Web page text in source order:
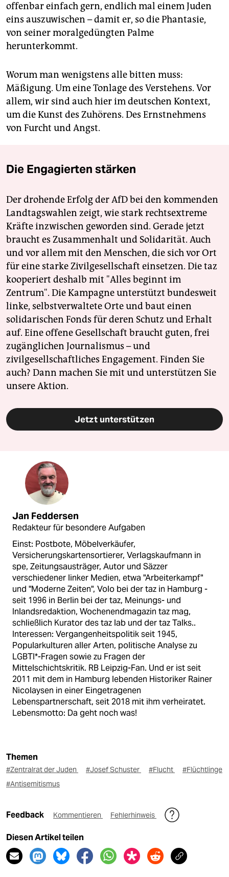
offenbar einfach gern, endlich mal einem Juden
eins auszuwischen – damit er, so die Phantasie,
von seiner moralgedüngten Palme
herunterkommt.
Worum man wenigstens alle bitten muss:
Mäßigung. Um eine Tonlage des Verstehens. Vor
allem, wir sind auch hier im deutschen Kontext,
um die Kunst des Zuhörens. Des Ernstnehmens
von Furcht und Angst.
Die Engagierten stärken
Der drohende Erfolg der AfD bei den kommenden
Landtagswahlen zeigt, wie stark rechtsextreme
Kräfte inzwischen geworden sind. Gerade jetzt
braucht es Zusammenhalt und Solidarität. Auch
und vor allem mit den Menschen, die sich vor Ort
für eine starke Zivilgesellschaft einsetzen. Die taz
kooperiert deshalb mit "Alles beginnt im
Zentrum". Die Kampagne unterstützt bundesweit
linke, selbstverwaltete Orte und baut einen
solidarischen Fonds für deren Schutz und Erhalt
auf. Eine offene Gesellschaft braucht guten, frei
zugänglichen Journalismus – und
zivilgesellschaftliches Engagement. Finden Sie
auch? Dann machen Sie mit und unterstützen Sie
unsere Aktion.
Jetzt unterstützen
Jan Feddersen
Redakteur für besondere Aufgaben
Einst: Postbote, Möbelverkäufer,
Versicherungskartensortierer, Verlagskaufmann in
spe, Zeitungsausträger, Autor und Säzzer
verschiedener linker Medien, etwa "Arbeiterkampf"
und "Moderne Zeiten", Volo bei der taz in Hamburg -
seit 1996 in Berlin bei der taz, Meinungs- und
Inlandsredaktion, Wochenendmagazin taz mag,
schließlich Kurator des taz lab und der taz Talks..
Interessen: Vergangenheitspolitik seit 1945,
Popularkulturen aller Arten, politische Analyse zu
LGBTI*-Fragen sowie zu Fragen der
Mittelschichtskritik. RB Leipzig-Fan. Und er ist seit
2011 mit dem in Hamburg lebenden Historiker Rainer
Nicolaysen in einer Eingetragenen
Lebenspartnerschaft, seit 2018 mit ihm verheiratet.
Lebensmotto: Da geht noch was!
Themen
#Zentralrat der Juden #Josef Schuster #Flucht
#Flüchtlinge
#Antisemitismus
Feedback Kommentieren Fehlerhinweis
Diesen Artikel teilen